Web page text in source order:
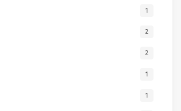
1
2
2
1
1